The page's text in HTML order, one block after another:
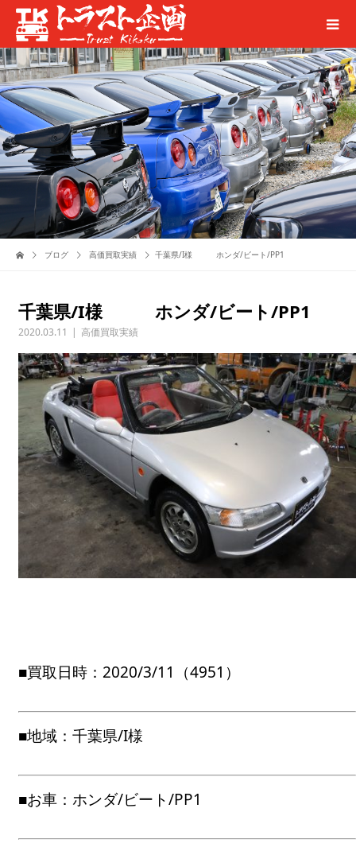
ブログ 高価買取実績 千葉県/I様 ホンダ/ビート/PP1
千葉県/I様 ホンダ/ビート/PP1
2020.03.11 高価買取実績
■買取日時：2020/3/11（4951）
■地域：千葉県/I様
■お車：ホンダ/ビート/PP1